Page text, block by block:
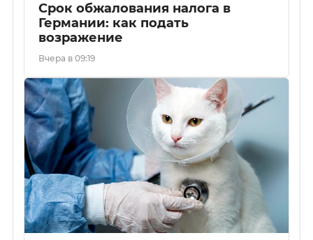
Срок обжалования налога в
Германии: как подать
возражение
Вчера в 09:19